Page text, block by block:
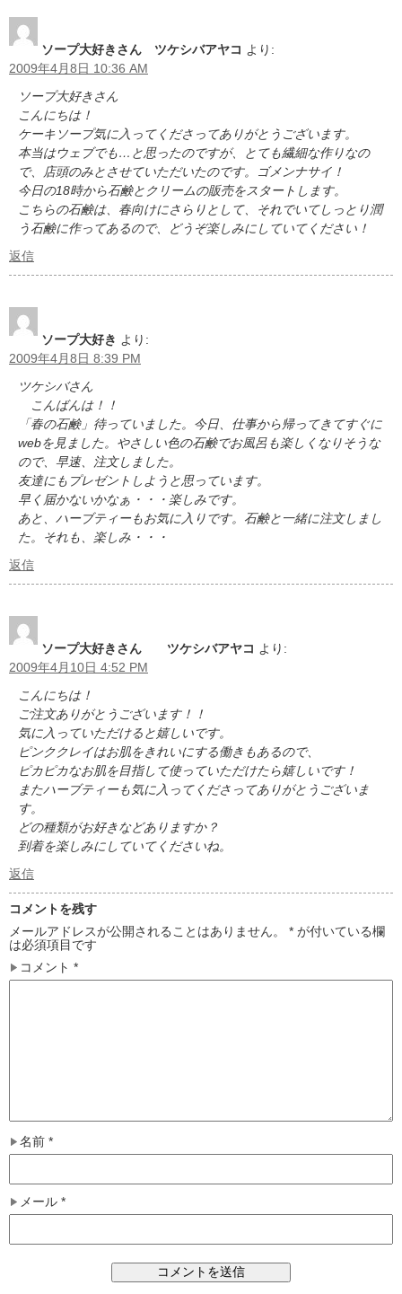
ソープ大好きさん ツケシバアヤコ より:
2009年4月8日 10:36 AM
ソープ大好きさん
こんにちは！
ケーキソープ気に入ってくださってありがとうございます。
本当はウェブでも…と思ったのですが、とても繊細な作りなの
で、店頭のみとさせていただいたのです。ゴメンナサイ！
今日の18時から石鹸とクリームの販売をスタートします。
こちらの石鹸は、春向けにさらりとして、それでいてしっとり潤
う石鹸に作ってあるので、どうぞ楽しみにしていてください！
返信
ソープ大好き より:
2009年4月8日 8:39 PM
ツケシバさん
こんばんは！！
「春の石鹸」待っていました。今日、仕事から帰ってきてすぐに
webを見ました。やさしい色の石鹸でお風呂も楽しくなりそうな
ので、早速、注文しました。
友達にもプレゼントしようと思っています。
早く届かないかなぁ・・・楽しみです。
あと、ハーブティーもお気に入りです。石鹸と一緒に注文しまし
た。それも、楽しみ・・・
返信
ソープ大好きさん ツケシバアヤコ より:
2009年4月10日 4:52 PM
こんにちは！
ご注文ありがとうございます！！
気に入っていただけると嬉しいです。
ピンククレイはお肌をきれいにする働きもあるので、
ピカピカなお肌を目指して使っていただけたら嬉しいです！
またハーブティーも気に入ってくださってありがとうございま
す。
どの種類がお好きなどありますか？
到着を楽しみにしていてくださいね。
返信
コメントを残す
メールアドレスが公開されることはありません。
* が付いている欄
は必須項目です
コメント *
名前 *
メール *